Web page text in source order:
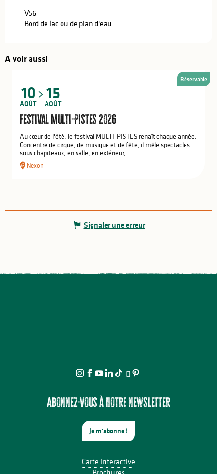
V56
Bord de lac ou de plan d'eau
A voir aussi
10
AOÛT
15
AOÛT
Festival Multi-Pistes 2026
Au cœur de l'été, le festival MULTI-PISTES renaît chaque année.
Concentré de cirque, de musique et de fête, il mêle spectacles
sous chapiteaux, en salle, en extérieur,...
Nexon
Réservable
Signaler une erreur
Abonnez-vous à notre newsletter
Je m'abonne !
Carte interactive
Brochures